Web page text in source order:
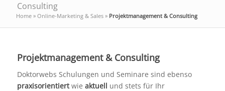
Consulting
Home» Online-Marketing & Sales» Projektmanagement & Consulting
Projektmanagement & Consulting
Doktorwebs Schulungen und Seminare sind ebenso
praxisorientiertwie aktuell und stets für Ihr